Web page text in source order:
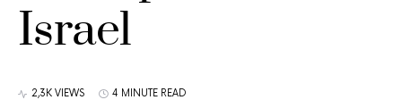
Israel
2,3K VIEWS 4 MINUTE READ